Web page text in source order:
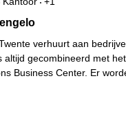
verhuurt aan
altijd gecombineerd met
Business Center. Er